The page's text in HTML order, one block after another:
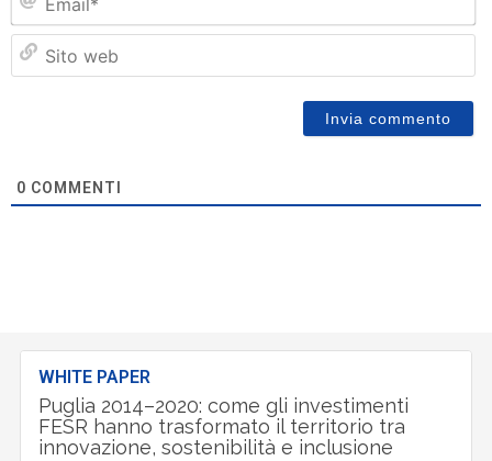
0 COMMENTI
WHITE PAPER
Puglia 2014–2020: come gli investimenti
FESR hanno trasformato il territorio tra
innovazione, sostenibilità e inclusione